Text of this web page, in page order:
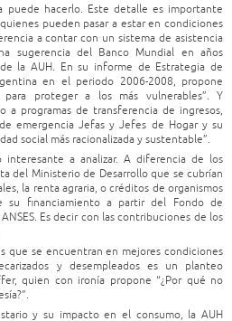
puede hacerlo. Este detalle es importante
pueden pasar a estar en condiciones
a contar con un sistema de asistencia
sugerencia del Banco Mundial en años
la AUH. En su informe de Estrategia de
en el periodo 2006-2008, propone
para proteger a los más vulnerables”. Y
a programas de transferencia de ingresos,
emergencia Jefas y Jefes de Hogar y su
social más racionalizada y sustentable”.
a analizar. A diferencia de los
del Ministerio de Desarrollo que se cubrían
la renta agraria, o créditos de organismos
su financiamiento a partir del Fondo de
Es decir con las contribuciones de los
que se encuentran en mejores condiciones
y desempleados es un planteo
quien con ironía propone “¿Por qué no
y su impacto en el consumo, la AUH